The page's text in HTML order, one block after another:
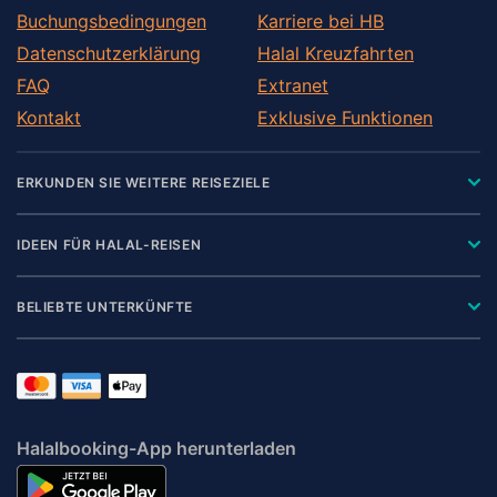
Buchungsbedingungen
Datenschutzerklärung
FAQ
Kontakt
Karriere bei HB
Halal Kreuzfahrten
Extranet
Exklusive Funktionen
ERKUNDEN SIE WEITERE REISEZIELE
IDEEN FÜR HALAL-REISEN
BELIEBTE UNTERKÜNFTE
Halalbooking-App herunterladen